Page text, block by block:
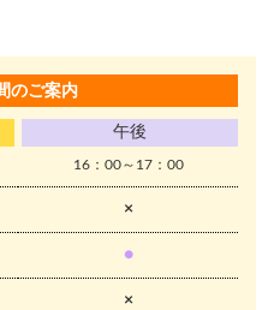
のご案内
午後
16：00～17：00
×
●
×